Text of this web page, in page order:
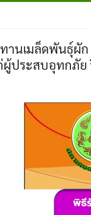
นเมล็ดพันธุ์ผัก
ผู้ประสบอุทกภัย